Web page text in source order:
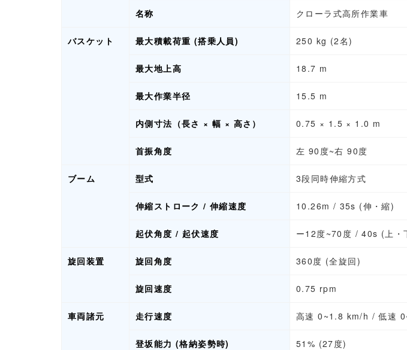
名称 クローラ式高所作業車
バスケット 最大積載荷重 (搭乗人員) 250 kg (2名)
最大地上高 18.7 m
最大作業半径 15.5 m
内側寸法（長さ × 幅 × 高さ） 0.75 × 1.5 × 1.0 m
首振角度 左 90度~右 90度
ブーム 型式 3段同時伸縮方式
伸縮ストローク / 伸縮速度 10.26m / 35s (伸・縮)
起伏角度 / 起伏速度 ー12度~70度 / 40s (上・
旋回装置 旋回角度 360度 (全旋回)
旋回速度 0.75 rpm
車両諸元 走行速度 高速 0~1.8 km/h / 低速
登坂能力 (格納姿勢時) 51% (27度)